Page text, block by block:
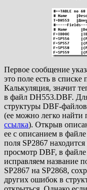
Первое сообщение
это поле есть в
Калькуляция, значит
в файл DH553.DBF.
структуры DBF-
(ее можно легко найти
ссылка). Открыв
ее с описанием в
поля SP2867
просмотр DBF, в файле
исправляем название
SP2867 на SP2868,
других ошибок в